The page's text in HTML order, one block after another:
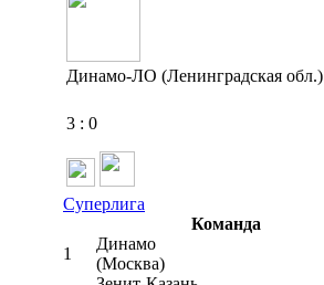
Динамо-ЛО (Ленинградская обл.)
3 : 0
Суперлига
Команда
1
Динамо
(Москва)